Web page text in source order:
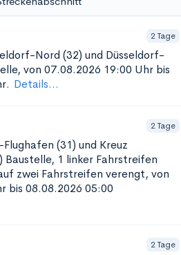
2 Tage
Nord (32) und Düsseldorf-
von 07.08.2026 19:00 Uhr bis
Details...
2 Tage
(31) und Kreuz
Baustelle, 1 linker Fahrstreifen
zwei Fahrstreifen verengt, von
bis 08.08.2026 05:00
2 Tage